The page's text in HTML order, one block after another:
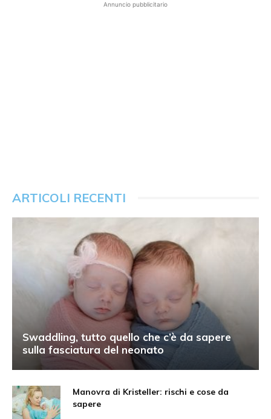
Annuncio pubblicitario
ARTICOLI RECENTI
Swaddling, tutto quello che c’è da sapere
sulla fasciatura del neonato
Manovra di Kristeller: rischi e cose da
sapere